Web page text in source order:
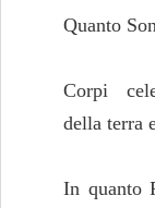
Quanto
Corpi
della terra
In quanto